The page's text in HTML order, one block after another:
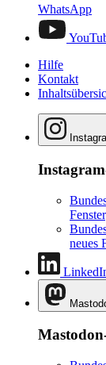
WhatsApp
Hilfe
Kontakt
neues